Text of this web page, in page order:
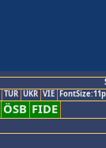
TUR UKR VIE
ÖSB FIDE